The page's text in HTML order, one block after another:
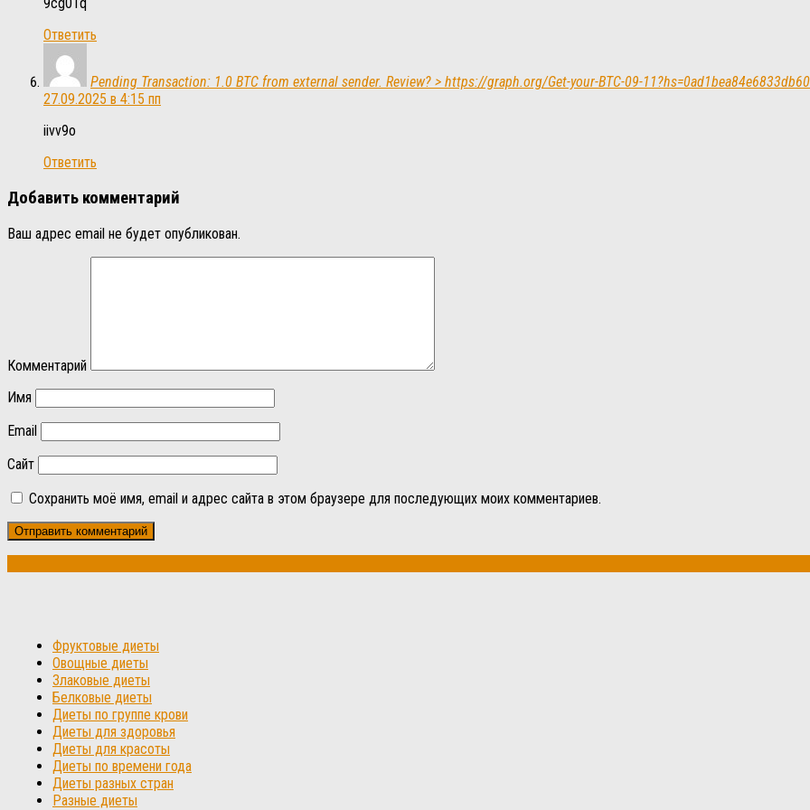
Ответить
Pending Transaction: 1.0 BTC from external sender. Review? > https://graph.org/Get-your-BTC-09-
27.09.2025 в 4:15 пп
iivv9o
Ответить
Добавить комментарий
Ваш адрес email не будет опубликован.
Комментарий
Имя
Email
Сайт
Сохранить моё имя, email и адрес сайта в этом браузере для последующих моих комментариев.
Фруктовые диеты
Овощные диеты
Злаковые диеты
Белковые диеты
Диеты по группе крови
Диеты для здоровья
Диеты для красоты
Диеты по времени года
Диеты разных стран
Разные диеты